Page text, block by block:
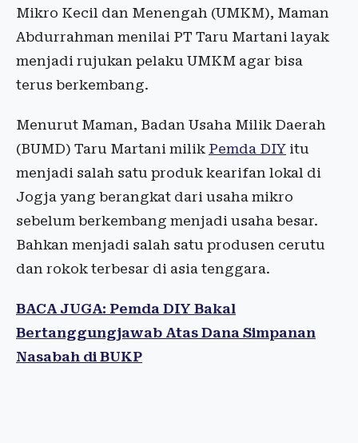
Mikro Kecil dan Menengah (UMKM), Maman
Abdurrahman menilai PT Taru Martani layak
menjadi rujukan pelaku UMKM agar bisa
terus berkembang.
Menurut Maman, Badan Usaha Milik Daerah
(BUMD) Taru Martani milik Pemda DIY itu
menjadi salah satu produk kearifan lokal di
Jogja yang berangkat dari usaha mikro
sebelum berkembang menjadi usaha besar.
Bahkan menjadi salah satu produsen cerutu
dan rokok terbesar di asia tenggara.
BACA JUGA: Pemda DIY Bakal
Bertanggungjawab Atas Dana Simpanan
Nasabah di BUKP